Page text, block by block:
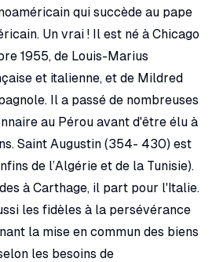
qui succède au pape
Un vrai ! Il est né à Chicago
1955, de Louis-Marius
et italienne, et de Mildred
Il a passé de nombreuses
au Pérou avant d'être élu à
Saint Augustin (354- 430) est
de l’Algérie et de la Tunisie).
à Carthage, il part pour l'Italie.
les fidèles à la persévérance
la mise en commun des biens
les besoins de